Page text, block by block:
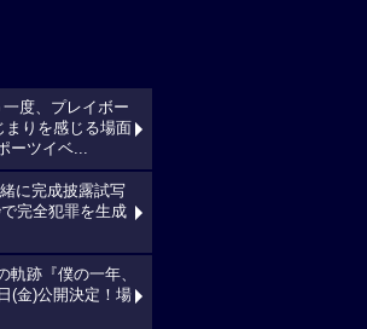
一度、プレイボー
りを感じる場面
ーツイベ...
に完成披露試写
完全犯罪を生成
軌跡『僕の一年、
(金)公開決定！場